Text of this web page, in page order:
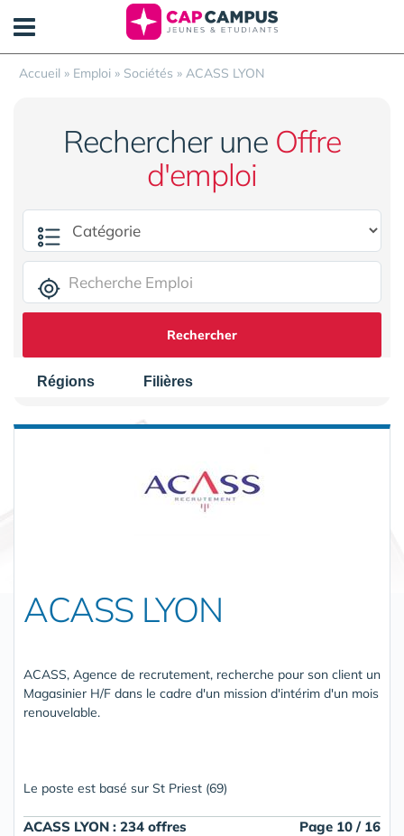
Accueil » Emploi » Sociétés » ACASS LYON
Rechercher une Offre
d'emploi
Rechercher
Régions Filières
ACASS LYON
ACASS, Agence de recrutement, recherche pour son client un
Magasinier H/F dans le cadre d'un mission d'intérim d'un mois
renouvelable.
Le poste est basé sur St Priest (69)
Page 10 / 16
ACASS LYON : 234 offres
Panneau de gestion des cookies